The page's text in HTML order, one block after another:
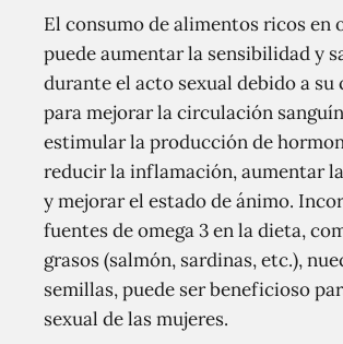
El consumo de alimentos ricos en
puede aumentar la sensibilidad y
durante el acto sexual debido a su
para mejorar la circulación
estimular la producción de
reducir la inflamación, aumentar
y mejorar el estado de ánimo.
fuentes de omega 3 en la dieta,
grasos (salmón, sardinas, etc.),
semillas, puede ser beneficioso
sexual de las mujeres.